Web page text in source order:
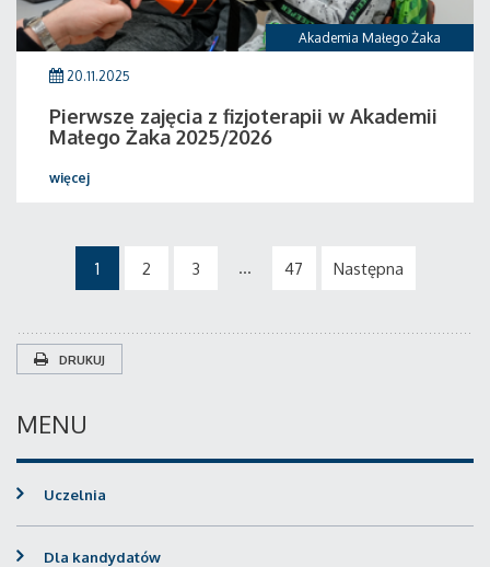
Akademia Małego Żaka
20.11.2025
Pierwsze zajęcia z fizjoterapii w Akademii
Małego Żaka 2025/2026
więcej
1 2 3 ... 47 Następna
DRUKUJ
MENU
Uczelnia
Dla kandydatów